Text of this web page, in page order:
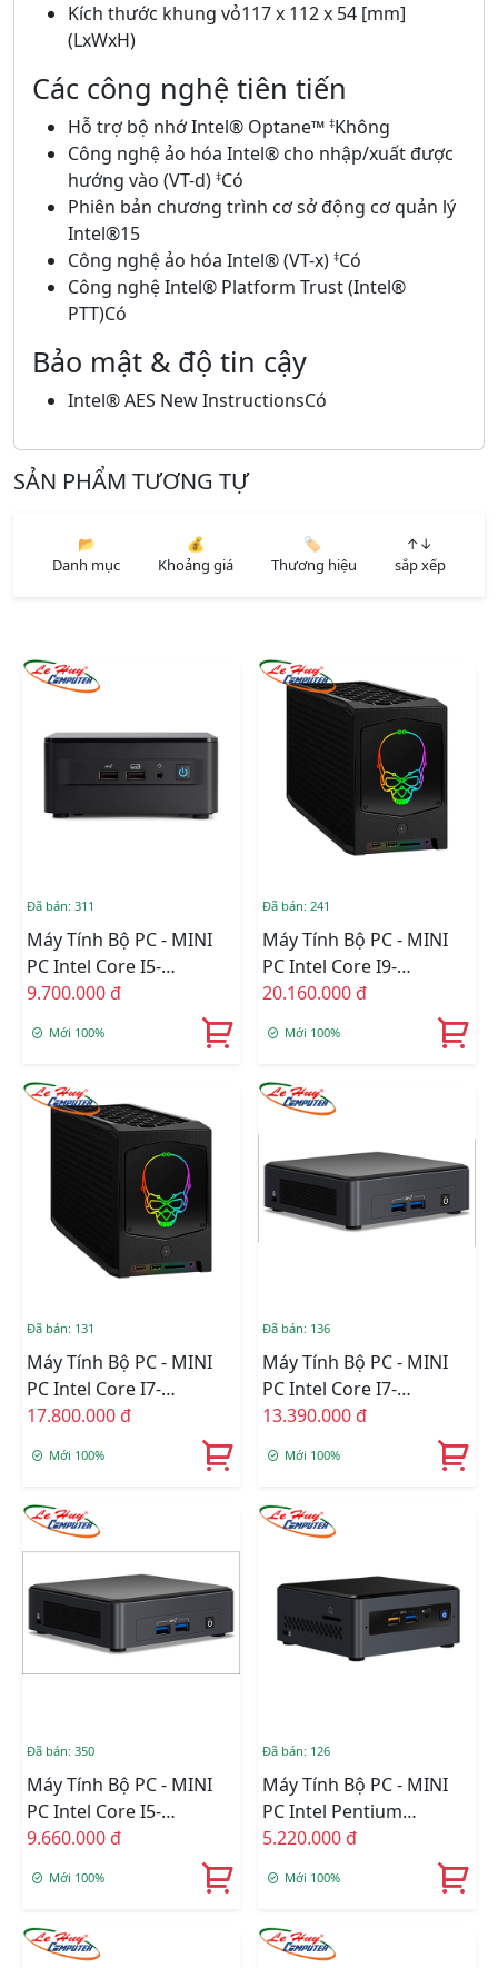
Kích thước khung vỏ117 x 112 x 54 [mm]
(LxWxH)
Các công nghệ tiên tiến
Hỗ trợ bộ nhớ Intel® Optane™ ‡Không
Công nghệ ảo hóa Intel® cho nhập/xuất được
hướng vào (VT-d) ‡Có
Phiên bản chương trình cơ sở động cơ quản lý
Intel®15
Công nghệ ảo hóa Intel® (VT-x) ‡Có
Công nghệ Intel® Platform Trust (Intel®
PTT)Có
Bảo mật & độ tin cậy
Intel® AES New InstructionsCó
SẢN PHẨM TƯƠNG TỰ
📂
Danh mục
💰
Khoảng giá
🏷️
Thương hiệu
↑↓
sắp xếp
Đã bán: 311
Máy Tính Bộ PC - MINI
PC Intel Core I5-
1240P/Ram Option/Ổ
(RNUC12WSHI50000)
9.700.000 đ
Mới 100%
Đã bán: 241
Máy Tính Bộ PC - MINI
PC Intel Core I9-
11900KB/Intel
WM590/Ram Option/Ổ
Cứng Option/Dos
20.160.000 đ
Mới 100%
Đã bán: 131
Máy Tính Bộ PC - MINI
PC Intel Core I7-
11700B/Intel
WM590/Ram Option/Ổ
Cứng Option/Dos
17.800.000 đ
Mới 100%
Đã bán: 136
Máy Tính Bộ PC - MINI
PC Intel Core I7-
1165G7/Intel Iris Xe
Graphics/Ram Option/Ổ
Cứng Option/Dos
13.390.000 đ
Mới 100%
Đã bán: 350
Máy Tính Bộ PC - MINI
PC Intel Core I5-
1135G7/Intel Iris Xe
Graphics/Ram Option/Ổ
Cứng Option/Dos
9.660.000 đ
Mới 100%
Đã bán: 126
Máy Tính Bộ PC - MINI
PC Intel Pentium
J5005/Intel UHD
605/Ram Option/Ổ Cứng
Option/Dos
5.220.000 đ
Mới 100%